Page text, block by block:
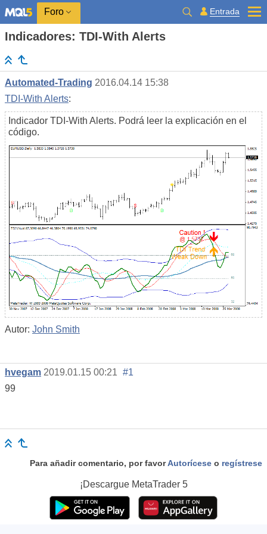
Foro Entrada
Indicadores: TDI-With Alerts
Automated-Trading 2016.04.14 15:38
TDI-With Alerts:
Indicador TDI-With Alerts. Podrá leer la explicación en el
código.
Autor: John Smith
hvegam 2019.01.15 00:21 #1
99
Para añadir comentario, por favorAutorícese o regístrese
¡Descargue MetaTrader 5